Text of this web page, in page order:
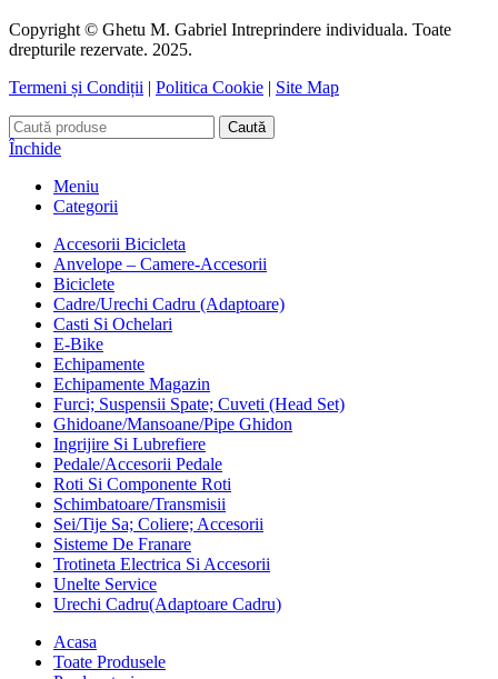
Copyright © Ghetu M. Gabriel Intreprindere individuala. Toate
drepturile rezervate. 2025.
Termeni și Condiții | Politica Cookie | Site Map
Caută
Închide
Meniu
Categorii
Accesorii Bicicleta
Anvelope – Camere-Accesorii
Biciclete
Cadre/Urechi Cadru (Adaptoare)
Casti Si Ochelari
E-Bike
Echipamente
Echipamente Magazin
Furci; Suspensii Spate; Cuveti (Head Set)
Ghidoane/Mansoane/Pipe Ghidon
Ingrijire Si Lubrefiere
Pedale/Accesorii Pedale
Roti Si Componente Roti
Schimbatoare/Transmisii
Sei/Tije Sa; Coliere; Accesorii
Sisteme De Franare
Trotineta Electrica Si Accesorii
Unelte Service
Urechi Cadru(Adaptoare Cadru)
Acasa
Toate Produsele